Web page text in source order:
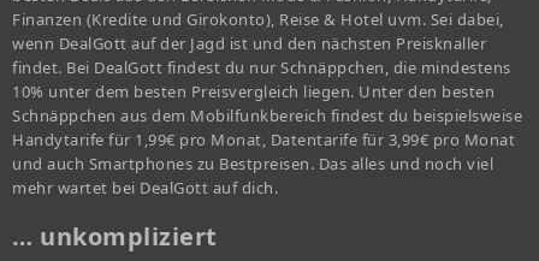
Finanzen (Kredite und Girokonto), Reise & Hotel uvm. Sei dabei,
wenn DealGott auf der Jagd ist und den nächsten Preisknaller
findet. Bei DealGott findest du nur Schnäppchen, die mindestens
10% unter dem besten Preisvergleich liegen. Unter den besten
Schnäppchen aus dem Mobilfunkbereich findest du beispielsweise
Handytarife für 1,99€ pro Monat, Datentarife für 3,99€ pro Monat
und auch Smartphones zu Bestpreisen. Das alles und noch viel
mehr wartet bei DealGott auf dich.
… unkompliziert